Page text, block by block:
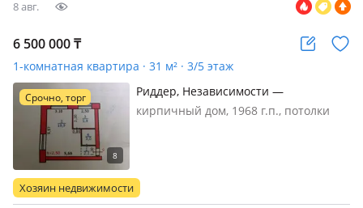
8 авг.
6 500 000₸
1-комнатная квартира · 31 м² · 3/5 этаж
Срочно, торг
Риддер, Независимости —
Валиханова-Независимости
кирпичный дом, 1968 г.п., потолки
окна ПВХ (2019год), без мебели, без
бытовой техники. Ремонт
Хозяин недвижимости